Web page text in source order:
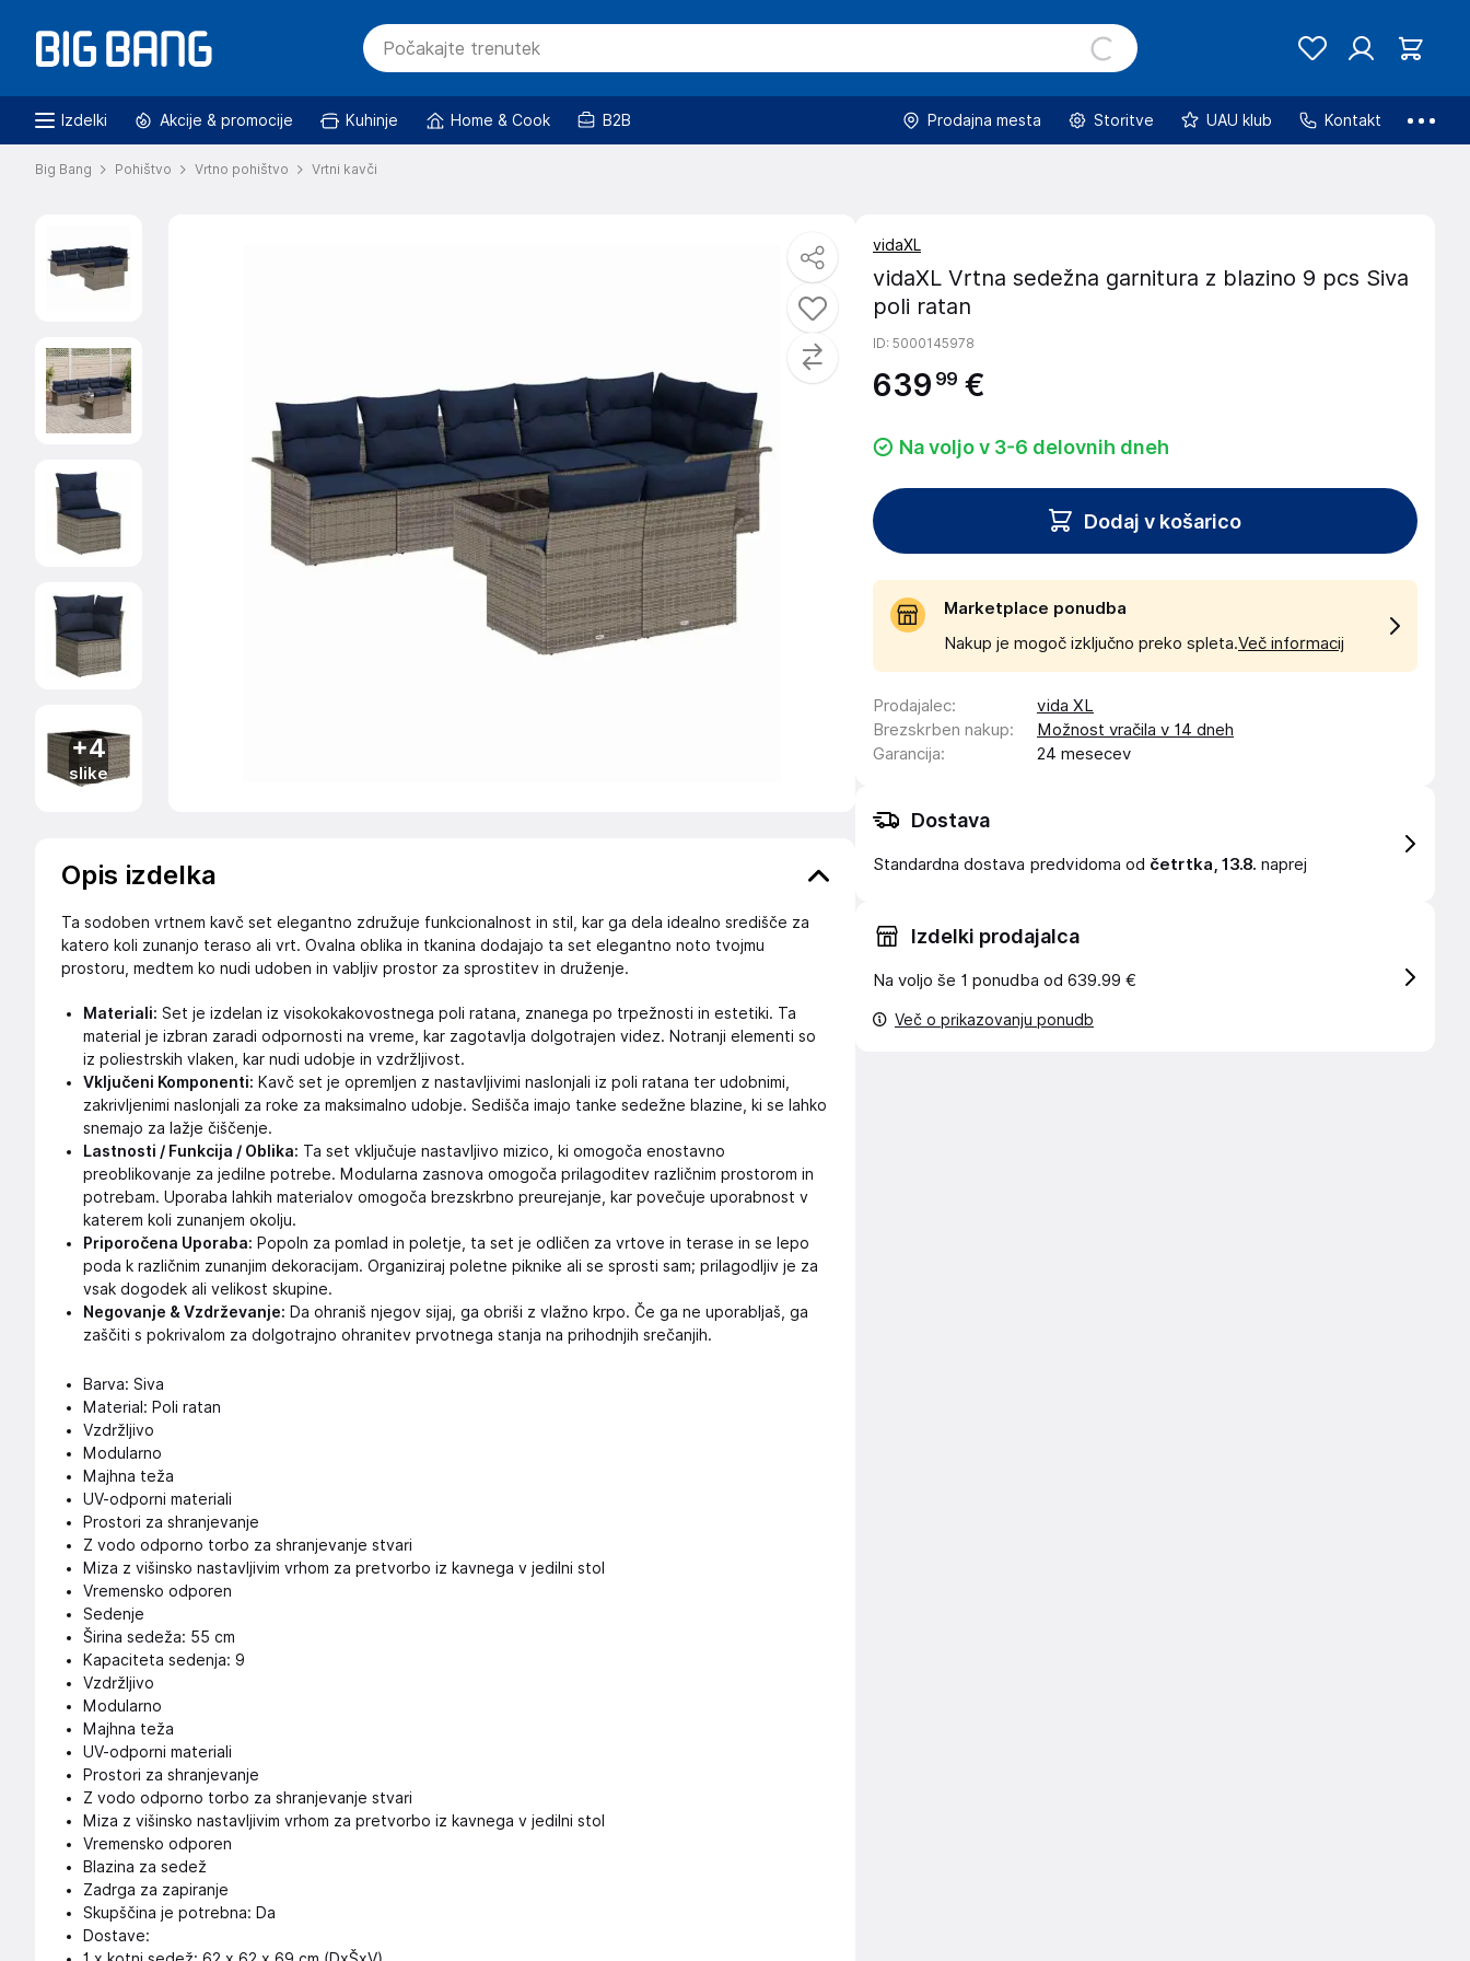
Izdelki Akcije & promocije Kuhinje Home & Cook B2B Prodajna mesta Storitve UAU klub Kontakt
Big Bang Pohištvo Vrtno pohištvo Vrtni kavči
+4
slike
Opis izdelka
Ta sodoben vrtnem kavč set elegantno združuje funkcionalnost in stil, kar ga dela idealno središče za
katero koli zunanjo teraso ali vrt. Ovalna oblika in tkanina dodajajo ta set elegantno noto tvojmu
prostoru, medtem ko nudi udoben in vabljiv prostor za sprostitev in druženje.
Materiali: Set je izdelan iz visokokakovostnega poli ratana, znanega po trpežnosti in estetiki. Ta
material je izbran zaradi odpornosti na vreme, kar zagotavlja dolgotrajen videz. Notranji elementi so
iz poliestrskih vlaken, kar nudi udobje in vzdržljivost.
Vključeni Komponenti: Kavč set je opremljen z nastavljivimi naslonjali iz poli ratana ter udobnimi,
zakrivljenimi naslonjali za roke za maksimalno udobje. Sedišča imajo tanke sedežne blazine, ki se lahko
snemajo za lažje čiščenje.
Lastnosti / Funkcija / Oblika: Ta set vključuje nastavljivo mizico, ki omogoča enostavno
preoblikovanje za jedilne potrebe. Modularna zasnova omogoča prilagoditev različnim prostorom in
potrebam. Uporaba lahkih materialov omogoča brezskrbno preurejanje, kar povečuje uporabnost v
katerem koli zunanjem okolju.
Priporočena Uporaba: Popoln za pomlad in poletje, ta set je odličen za vrtove in terase in se lepo
poda k različnim zunanjim dekoracijam. Organiziraj poletne piknike ali se sprosti sam; prilagodljiv je za
vsak dogodek ali velikost skupine.
Negovanje & Vzdrževanje: Da ohraniš njegov sijaj, ga obriši z vlažno krpo. Če ga ne uporabljaš, ga
zaščiti s pokrivalom za dolgotrajno ohranitev prvotnega stanja na prihodnjih srečanjih.
Barva: Siva
Material: Poli ratan
Vzdržljivo
Modularno
Majhna teža
UV-odporni materiali
Prostori za shranjevanje
Z vodo odporno torbo za shranjevanje stvari
Miza z višinsko nastavljivim vrhom za pretvorbo iz kavnega v jedilni stol
Vremensko odporen
Sedenje
Širina sedeža: 55 cm
Kapaciteta sedenja: 9
Vzdržljivo
Modularno
Majhna teža
UV-odporni materiali
Prostori za shranjevanje
Z vodo odporno torbo za shranjevanje stvari
Miza z višinsko nastavljivim vrhom za pretvorbo iz kavnega v jedilni stol
Vremensko odporen
Blazina za sedež
Zadrga za zapiranje
Skupščina je potrebna: Da
Dostave:
vidaXL
vidaXL Vrtna sedežna garnitura z blazino 9 pcs Siva
poli ratan
ID: 5000145978
639 99 €
Na voljo v 3-6 delovnih dneh
Dodaj v košarico
Marketplace ponudba
Nakup je mogoč izključno preko spleta.Več informacij
Prodajalec:
vida XL
Brezskrben nakup:
Možnost vračila v 14 dneh
Garancija: 24 mesecev
Dostava
Standardna dostava predvidoma od četrtka, 13.8. naprej
Izdelki prodajalca
Na voljo še 1 ponudba od 639.99 €
Več o prikazovanju ponudb